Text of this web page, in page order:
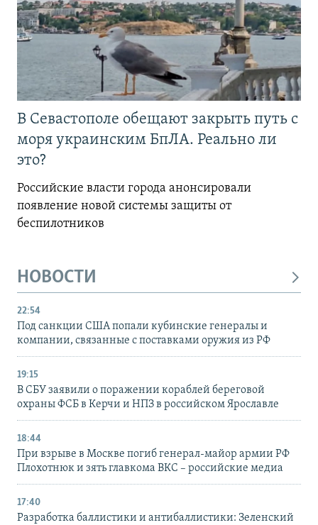
В Севастополе обещают закрыть путь с
моря украинским БпЛА. Реально ли
это?
Российские власти города анонсировали
появление новой системы защиты от
беспилотников
НОВОСТИ
22:54
Под санкции США попали кубинские генералы и
компании, связанные с поставками оружия из РФ
19:15
В СБУ заявили о поражении кораблей береговой
охраны ФСБ в Керчи и НПЗ в российском Ярославле
18:44
При взрыве в Москве погиб генерал-майор армии РФ
Плохотнюк и зять главкома ВКС – российские медиа
17:40
Разработка баллистики и антибаллистики: Зеленский